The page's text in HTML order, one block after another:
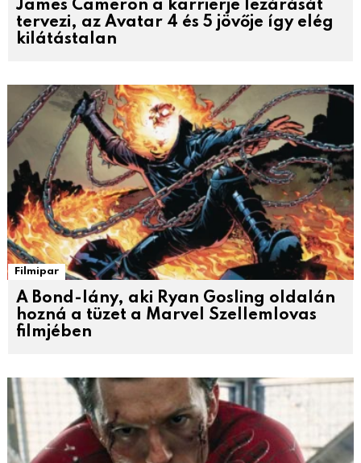
James Cameron a karrierje lezárását
tervezi, az Avatar 4 és 5 jövője így elég
kilátástalan
Filmipar
A Bond-lány, aki Ryan Gosling oldalán
hozná a tüzet a Marvel Szellemlovas
filmjében